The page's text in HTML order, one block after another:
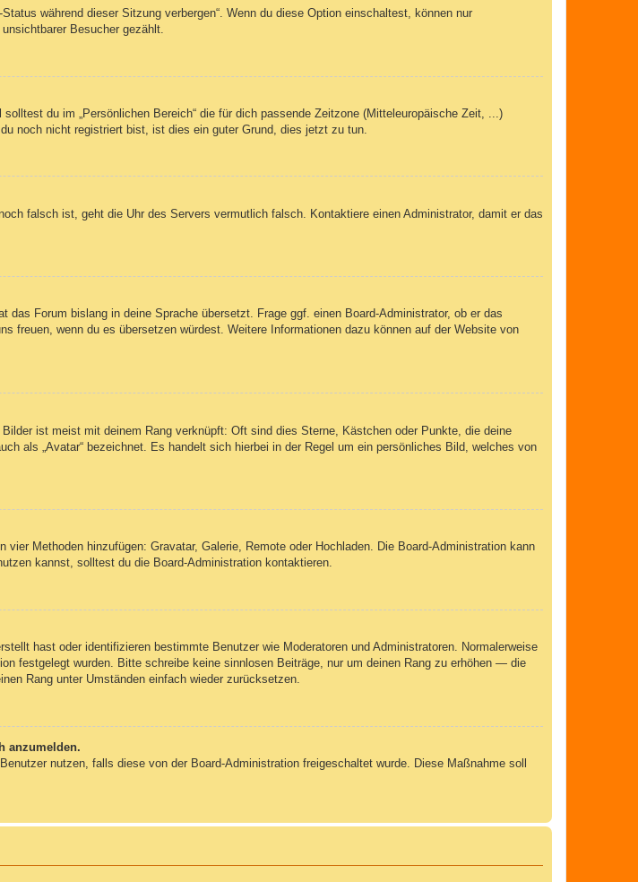
während dieser Sitzung verbergen“. Wenn du diese Option einschaltest, können nur
Besucher gezählt.
du im „Persönlichen Bereich“ die für dich passende Zeitzone (Mitteleuropäische Zeit, ...)
noch nicht registriert bist, ist dies ein guter Grund, dies jetzt zu tun.
falsch ist, geht die Uhr des Servers vermutlich falsch. Kontaktiere einen Administrator, damit er das
Forum bislang in deine Sprache übersetzt. Frage ggf. einen Board-Administrator, ob er das
freuen, wenn du es übersetzen würdest. Weitere Informationen dazu können auf der Website von
ist meist mit deinem Rang verknüpft: Oft sind dies Sterne, Kästchen oder Punkte, die deine
als „Avatar“ bezeichnet. Es handelt sich hierbei in der Regel um ein persönliches Bild, welches von
vier Methoden hinzufügen: Gravatar, Galerie, Remote oder Hochladen. Die Board-Administration kann
kannst, solltest du die Board-Administration kontaktieren.
hast oder identifizieren bestimmte Benutzer wie Moderatoren und Administratoren. Normalerweise
festgelegt wurden. Bitte schreibe keine sinnlosen Beiträge, nur um deinen Rang zu erhöhen — die
Rang unter Umständen einfach wieder zurücksetzen.
anzumelden.
nutzen, falls diese von der Board-Administration freigeschaltet wurde. Diese Maßnahme soll